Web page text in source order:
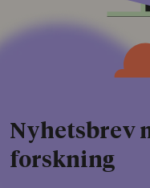
Nyhetsbrev
forskning